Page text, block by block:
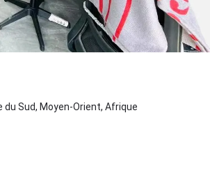
du Sud, Moyen-Orient, Afrique